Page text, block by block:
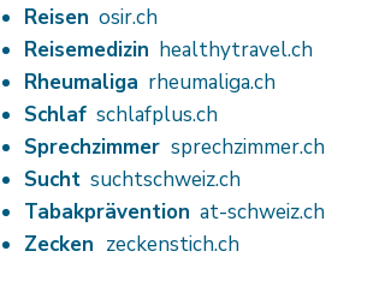
Reisen osir.ch
Reisemedizin healthytravel.ch
Rheumaliga rheumaliga.ch
Schlaf schlafplus.ch
Sprechzimmer sprechzimmer.ch
Sucht suchtschweiz.ch
Tabakprävention at-schweiz.ch
Zecken zeckenstich.ch